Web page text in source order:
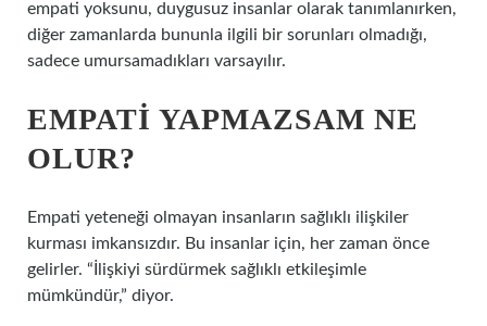
empati yoksunu, duygusuz insanlar olarak tanımlanırken,
diğer zamanlarda bununla ilgili bir sorunları olmadığı,
sadece umursamadıkları varsayılır.
EMPATI YAPMAZSAM NE
OLUR?
Empati yeteneği olmayan insanların sağlıklı ilişkiler
kurması imkansızdır. Bu insanlar için, her zaman önce
gelirler. “İlişkiyi sürdürmek sağlıklı etkileşimle
mümkündür,” diyor.